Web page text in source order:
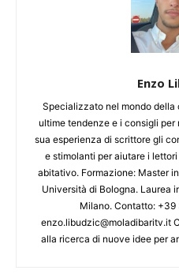
Enzo
Specializzato nel mondo della
ultime tendenze e i consigli
sua esperienza di scrittore gli
e stimolanti per aiutare i
abitativo. Formazione: Master
Università di Bologna. Laurea
Milano. Contatto: +39
enzo.libudzic@moladibaritv.it
alla ricerca di nuove idee per